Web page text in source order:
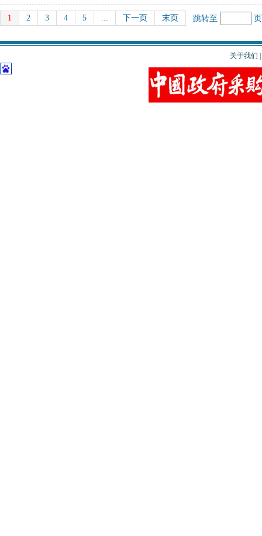
1 2 3 4 5 ... 下一页 末页 跳转至
关于我们